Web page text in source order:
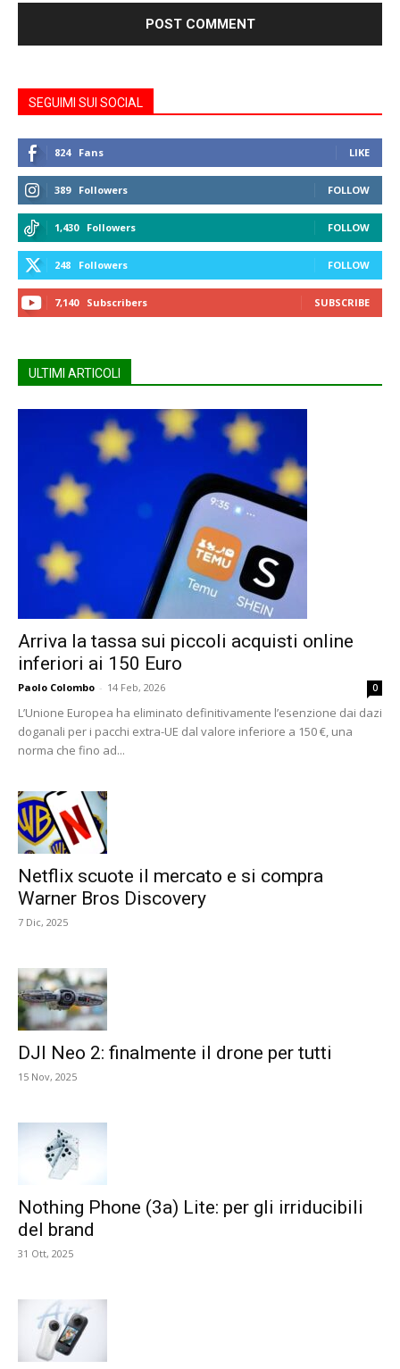
SEGUIMI SUI SOCIAL
824 Fans LIKE
389 Followers FOLLOW
1,430 Followers FOLLOW
248 Followers FOLLOW
7,140 Subscribers SUBSCRIBE
ULTIMI ARTICOLI
Arriva la tassa sui piccoli acquisti online
inferiori ai 150 Euro
Paolo Colombo - 14 Feb, 2026 0
L’Unione Europea ha eliminato definitivamente l’esenzione dai dazi
doganali per i pacchi extra-UE dal valore inferiore a 150 €, una
norma che fino ad...
Netflix scuote il mercato e si compra
Warner Bros Discovery
7 Dic, 2025
DJI Neo 2: finalmente il drone per tutti
15 Nov, 2025
Nothing Phone (3a) Lite: per gli irriducibili
del brand
31 Ott, 2025